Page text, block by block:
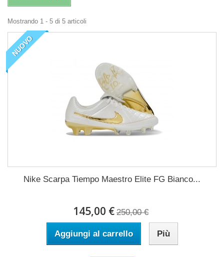
Mostrando 1 - 5 di 5 articoli
NUOVO
Nike Scarpa Tiempo Maestro Elite FG Bianco...
145,00 € 250,00 €
Aggiungi al carrello Più